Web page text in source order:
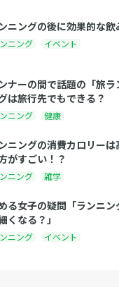
ニングの後に効果的な飲
ニング イベント
ナーの間で話題の「旅
は旅行先でもできる？
ニング 健康
ニングの消費カロリー
がすごい！？
ニング 雑学
る女子の疑問「ランニ
くなる？」
ニング イベント